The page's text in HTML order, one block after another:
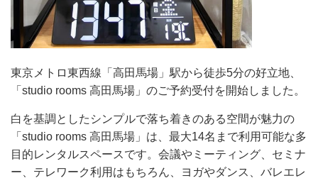
東京メトロ東西線「高田馬場」駅から徒歩5分の好立地、
「studio rooms 高田馬場」のご予約受付を開始しました。
白を基調としたシンプルで落ち着きのある空間が魅力の
「studio rooms 高田馬場」は、最大14名まで利用可能な多
目的レンタルスペースです。会議やミーティング、セミナ
ー、テレワーク利用はもちろん、ヨガやダンス、バレエレ